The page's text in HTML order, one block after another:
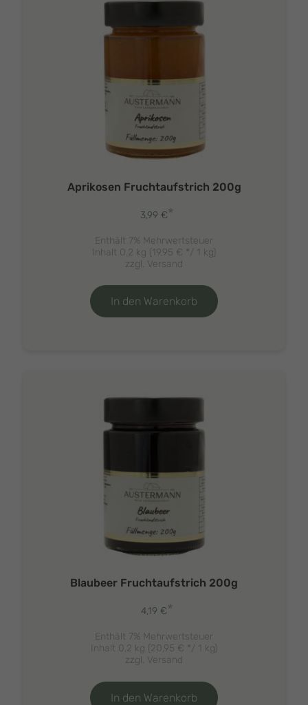
Aprikosen Fruchtaufstrich 200g
3,99 €*
Enthält 7% Mehrwertsteuer
Inhalt 0,2 kg (19,95 € */ 1 kg)
zzgl. Versand
In den Warenkorb
Blaubeer Fruchtaufstrich 200g
4,19 €*
Enthält 7% Mehrwertsteuer
Inhalt 0,2 kg (20,95 € */ 1 kg)
zzgl. Versand
In den Warenkorb